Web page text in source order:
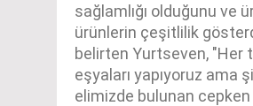
sağlamlığı olduğunu ve
ürünlerin çeşitlilik
belirten Yurtseven, "Her
eşyaları yapıyoruz ama
elimizde bulunan cepken